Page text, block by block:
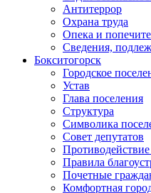
Антитеррор
Охрана труда
Опека и
Сведения,
Бокситогорск
Городское
Устав
Глава поселения
Структура
Символика
Совет депутатов
Правила
Почетные
Комфортная